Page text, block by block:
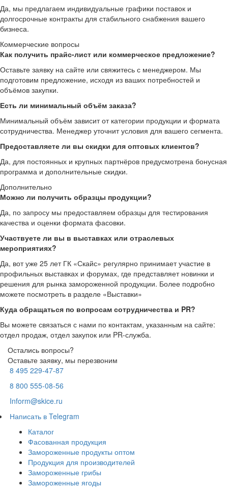
Да, мы предлагаем индивидуальные графики поставок и
долгосрочные контракты для стабильного снабжения вашего
бизнеса.
Коммерческие вопросы
Как получить прайс-лист или коммерческое предложение?
Оставьте заявку на сайте или свяжитесь с менеджером. Мы
подготовим предложение, исходя из ваших потребностей и
объёмов закупки.
Есть ли минимальный объём заказа?
Минимальный объём зависит от категории продукции и формата
сотрудничества. Менеджер уточнит условия для вашего сегмента.
Предоставляете ли вы скидки для оптовых клиентов?
Да, для постоянных и крупных партнёров предусмотрена бонусная
программа и дополнительные скидки.
Дополнительно
Можно ли получить образцы продукции?
Да, по запросу мы предоставляем образцы для тестирования
качества и оценки формата фасовки.
Участвуете ли вы в выставках или отраслевых
мероприятиях?
Да, вот уже 25 лет ГК «Скайс» регулярно принимает участие в
профильных выставках и форумах, где представляет новинки и
решения для рынка замороженной продукции. Более подробно
можете посмотреть в разделе «Выставки»
Куда обращаться по вопросам сотрудничества и PR?
Вы можете связаться с нами по контактам, указанным на сайте:
отдел продаж, отдел закупок или PR-служба.
Остались вопросы?
Оставьте заявку, мы перезвоним
8 495 229-47-87
8 800 555-08-56
Inform@skice.ru
Написать в Telegram
Каталог
Фасованная продукция
Замороженные продукты оптом
Продукция для производителей
Замороженные грибы
Замороженные ягоды